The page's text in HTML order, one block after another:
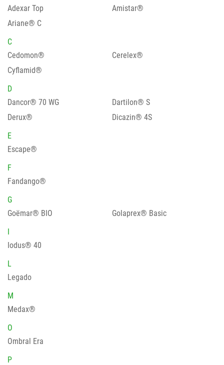
Adexar Top
Amistar®
Ariane® C
C
Cedomon®
Cerelex®
Cyflamid®
D
Dancor® 70 WG
Dartilon® S
Derux®
Dicazin® 4S
E
Escape®
F
Fandango®
G
Goëmar® BIO
Golaprex® Basic
I
Iodus® 40
L
Legado
M
Medax®
O
Ombral Era
P